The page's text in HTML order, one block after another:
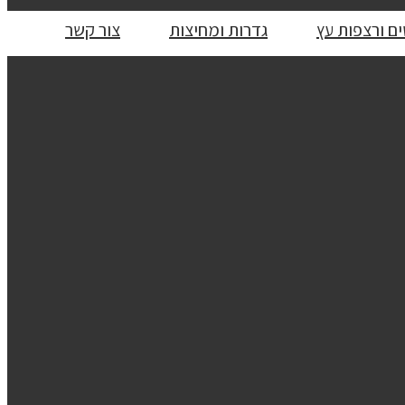
ורצפות עץ גדרות ומחיצות צור קשר